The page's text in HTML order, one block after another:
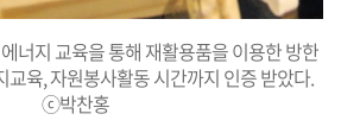
너지 교육을 통해 재활용품을 이용한 방한
교육, 자원봉사활동 시간까지 인증 받았다.
ⓒ박찬홍